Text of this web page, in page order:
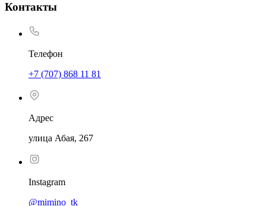
Контакты
Телефон
+7 (707) 868 11 81
Адрес
улица Абая, 267
Instagram
@mimino_tk